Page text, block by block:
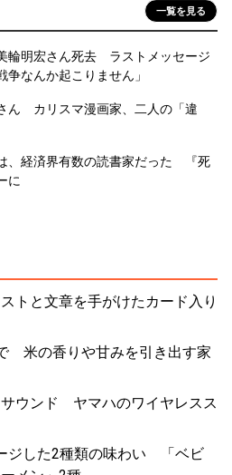
一覧を見る
輪明宏さん死去 ラストメッセージ
なんか起こりません」
ん カリスマ漫画家、二人の「違
、経済界有数の読書家だった 『死
に
トと文章を手がけたカード入り
米の香りや甘みを引き出す家
ウンド ヤマハのワイヤレスス
ジした2種類の味わい 「ベビ